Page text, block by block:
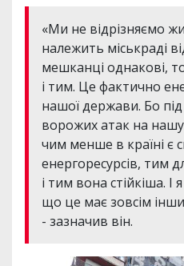
«Ми не відрізняємо
належить міськраді
мешканці однакові,
і тим. Це фактично
нашої держави. Бо під
ворожих атак на
чим менше в країні є
енергоресурсів, тим
і тим вона стійкіша.
що це має зовсім
- зазначив він.